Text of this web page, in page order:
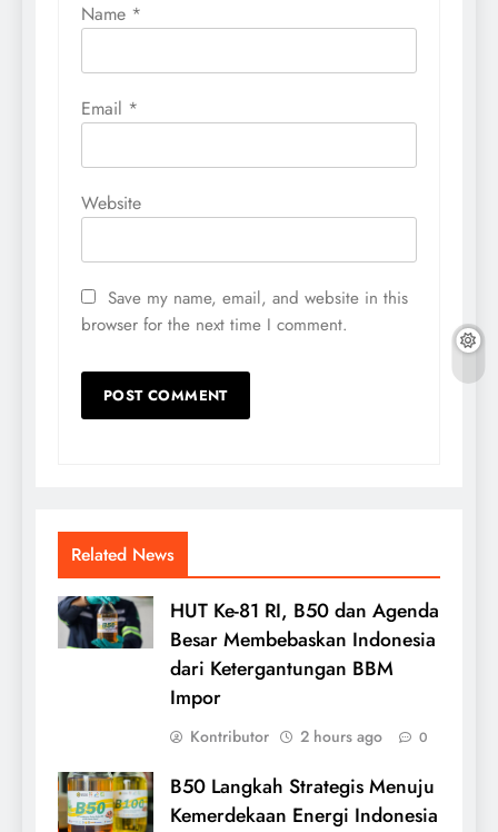
Name *
Email *
Website
Save my name, email, and website in this
browser for the next time I comment.
Related News
HUT Ke-81 RI, B50 dan Agenda
Besar Membebaskan Indonesia
dari Ketergantungan BBM
Impor
Kontributor 2 hours ago 0
B50 Langkah Strategis Menuju
Kemerdekaan Energi Indonesia